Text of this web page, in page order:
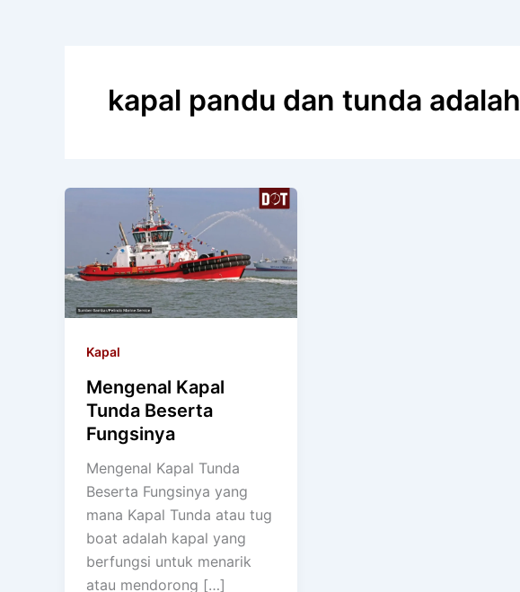
kapal pandu dan tunda adalah
Kapal
Mengenal Kapal
Tunda Beserta
Fungsinya
Mengenal Kapal Tunda
Beserta Fungsinya yang
mana Kapal Tunda atau tug
boat adalah kapal yang
berfungsi untuk menarik
atau mendorong […]